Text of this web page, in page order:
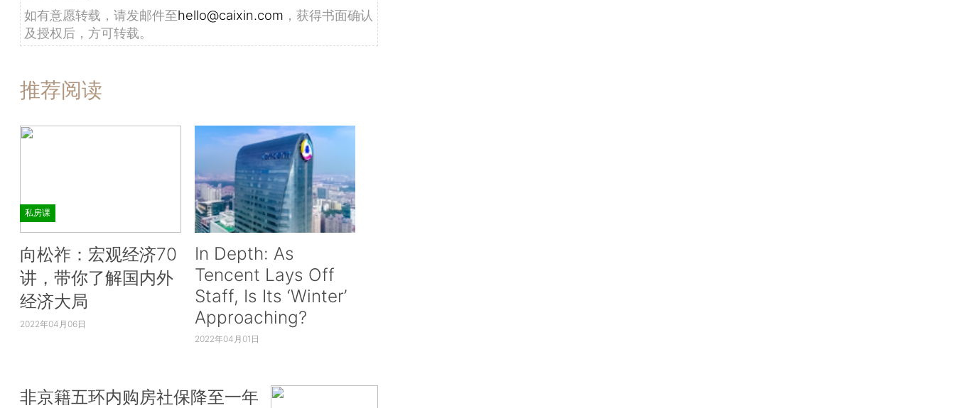
如有意愿转载，请发邮件至hello@caixin.com ，获得书面确认
及授权后，方可转载。
推荐阅读
私房课
向松祚：宏观经济70
讲，带你了解国内外
经济大局
2022年04月06日
In Depth: As
Tencent Lays Off
Staff, Is Its ‘Winter’
Approaching?
2022年04月01日
非京籍五环内购房社保降至一年